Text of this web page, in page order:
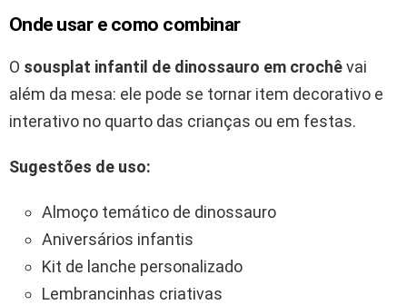
Onde usar e como combinar
O sousplat infantil de dinossauro em crochêvai
além da mesa: ele pode se tornar item decorativo e
interativo no quarto das crianças ou em festas.
Sugestões de uso:
Almoço temático de dinossauro
Aniversários infantis
Kit de lanche personalizado
Lembrancinhas criativas